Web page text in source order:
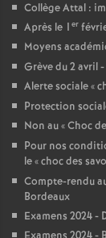
Collège Attal :
Après le 1 er
Moyens
Grève du 2 avril
Alerte sociale «
Protection
Non au «Choc
Pour nos
le «choc des
Compte-rendu
Bordeaux
Examens 2024 -